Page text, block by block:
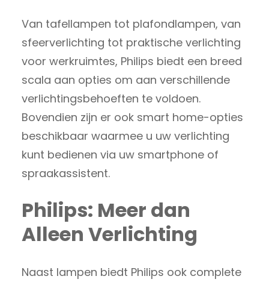
Van tafellampen tot plafondlampen, van
sfeerverlichting tot praktische verlichting
voor werkruimtes, Philips biedt een breed
scala aan opties om aan verschillende
verlichtingsbehoeften te voldoen.
Bovendien zijn er ook smart home-opties
beschikbaar waarmee u uw verlichting
kunt bedienen via uw smartphone of
spraakassistent.
Philips: Meer dan
Alleen Verlichting
Naast lampen biedt Philips ook complete